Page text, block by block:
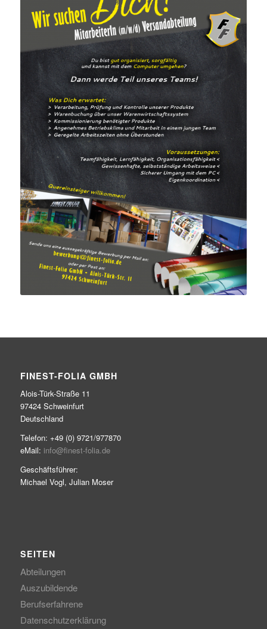
FINEST-FOLIA GMBH
Alo­is-Türk-Stra­ße 11
97424 Schweinfurt
Deutschland
Tele­fon: +49 (0) 9721/977870
eMail: info@finest-folia.de
Geschäfts­füh­rer:
Micha­el Vogl, Juli­an Moser
SEITEN
Abteilungen
Auszubildende
Berufserfahrene
Datenschutzerklärung